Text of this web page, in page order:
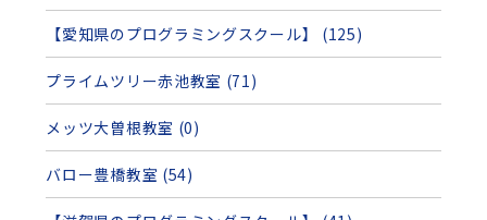
【愛知県のプログラミングスクール】 (125)
プライムツリー赤池教室 (71)
メッツ大曽根教室 (0)
バロー豊橋教室 (54)